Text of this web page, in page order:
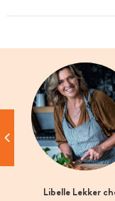
Libelle Lekker